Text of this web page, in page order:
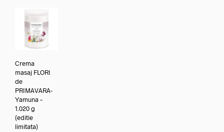
Crema
masaj FLORI
de
PRIMAVARA-
Yamuna –
1.020 g
(editie
limitata)